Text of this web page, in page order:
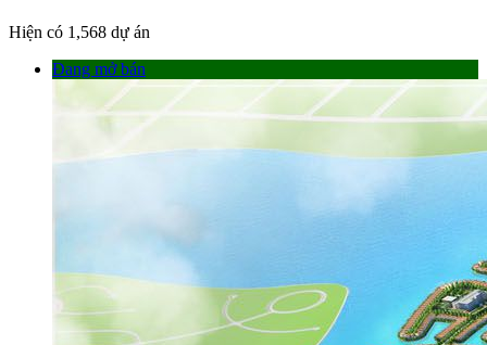
Hiện có 1,568 dự án
Đang mở bán